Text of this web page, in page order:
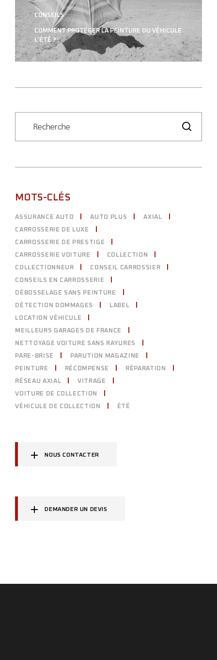
CONSEILS
COMMENT PROTÉGER LA PEINTURE DU VÉHICULE
L’ÉTÉ ?
MOTS-CLÉS
ASSURANCE AUTO AUTO PLUS
AXIAL
CARROSSERIE DE LUXE
CARROSSERIE DE PRESTIGE
CARROSSERIE VOITURE
COLLECTION
COLLECTIONNEUR
CONSEIL CARROSSIER
CONSEILS EN CARROSSERIE
DÉBOSSELAGE SANS PEINTURE
DÉTECTION DOMMAGES
LABEL
LOCATION VÉHICULE
MEILLEURS GARAGES DE FRANCE
NETTOYAGE VOITURE SANS RAYURES
PARE-BRISE
PARUTION MAGAZINE
PEINTURE
RÉCOMPENSE
RÉPARATION
RÉSEAU AXIAL
VITRAGE
VOITURE DE COLLECTION
VÉHICULE DE COLLECTION
ÉTÉ
NOUS CONTACTER
DEMANDER UN DEVIS